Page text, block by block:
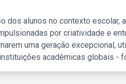
dos alunos no contexto escolar,
por criatividade e
uma geração excepcional,
acadêmicas globais -